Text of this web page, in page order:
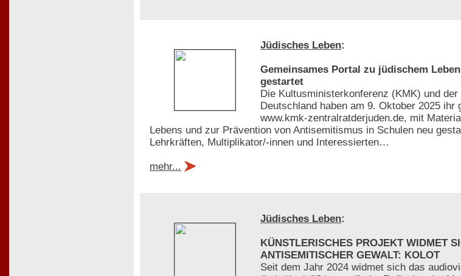
Jüdisches Leben:
Gemeinsames Portal zu jüdischem
gestartet
Die Kultusministerkonferenz (KMK) und
Deutschland haben am 9. Oktober 2025 ihr
www.kmk-zentralratderjuden.de, mit
Lebens und zur Prävention von Antisemitismus in Schulen neu
Lehrkräften, Multiplikator/-innen und Interessierten…
mehr...
Jüdisches Leben:
KÜNSTLERISCHES PROJEKT WIDMET
ANTISEMITISCHER GEWALT: KOLOT
Seit dem Jahr 2024 widmet sich das